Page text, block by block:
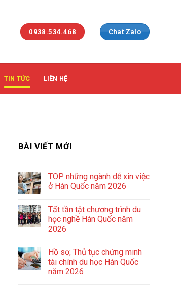
0938.534.468 Chat Zalo
TIN TỨC LIÊN HỆ
BÀI VIẾT MỚI
TOP những ngành dễ xin việc
ở Hàn Quốc năm 2026
Tất tần tật chương trình du
học nghề Hàn Quốc năm
2026
Hồ sơ, Thủ tục chứng minh
tài chính du học Hàn Quốc
năm 2026